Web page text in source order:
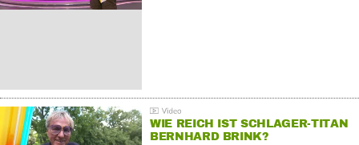
WIE REICH IST SCHLAGER-TITAN
BERNHARD BRINK?